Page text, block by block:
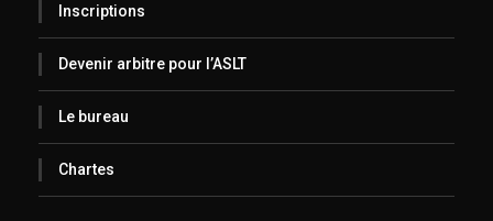
Inscriptions
Devenir arbitre pour l’ASLT
Le bureau
Chartes